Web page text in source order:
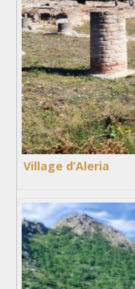
Village d’Aleria